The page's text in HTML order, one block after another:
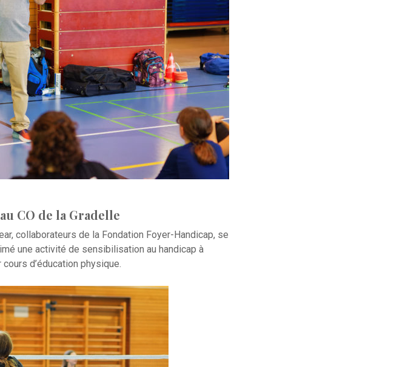
CO de la Gradelle
collaborateurs de la Fondation Foyer-Handicap, se
une activité de sensibilisation au handicap à
d’éducation physique.